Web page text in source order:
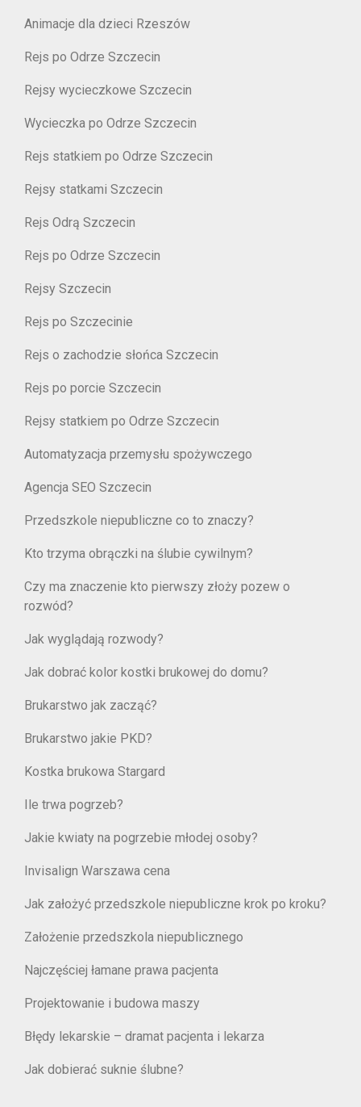
Animacje dla dzieci Rzeszów
Rejs po Odrze Szczecin
Rejsy wycieczkowe Szczecin
Wycieczka po Odrze Szczecin
Rejs statkiem po Odrze Szczecin
Rejsy statkami Szczecin
Rejs Odrą Szczecin
Rejs po Odrze Szczecin
Rejsy Szczecin
Rejs po Szczecinie
Rejs o zachodzie słońca Szczecin
Rejs po porcie Szczecin
Rejsy statkiem po Odrze Szczecin
Automatyzacja przemysłu spożywczego
Agencja SEO Szczecin
Przedszkole niepubliczne co to znaczy?
Kto trzyma obrączki na ślubie cywilnym?
Czy ma znaczenie kto pierwszy złoży pozew o
rozwód?
Jak wyglądają rozwody?
Jak dobrać kolor kostki brukowej do domu?
Brukarstwo jak zacząć?
Brukarstwo jakie PKD?
Kostka brukowa Stargard
Ile trwa pogrzeb?
Jakie kwiaty na pogrzebie młodej osoby?
Invisalign Warszawa cena
Jak założyć przedszkole niepubliczne krok po kroku?
Założenie przedszkola niepublicznego
Najczęściej łamane prawa pacjenta
Projektowanie i budowa maszy
Błędy lekarskie – dramat pacjenta i lekarza
Jak dobierać suknie ślubne?